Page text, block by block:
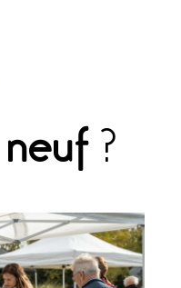
neuf?